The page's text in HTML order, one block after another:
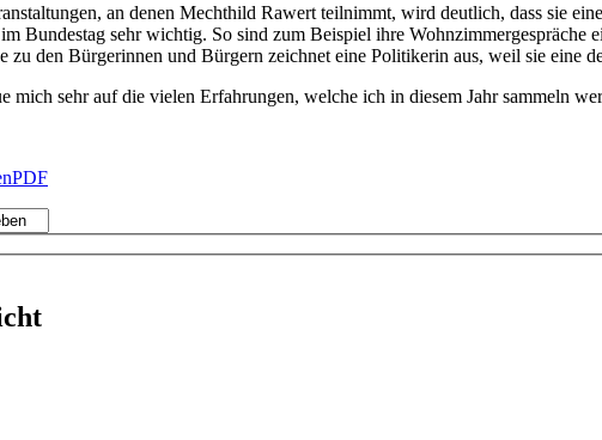
an denen Mechthild Rawert teilnimmt, wird deutlich, dass sie
Bundestag sehr wichtig. So sind zum Beispiel ihre
zu den Bürgerinnen und Bürgern zeichnet eine Politikerin aus, weil sie eine
mich sehr auf die vielen Erfahrungen, welche ich in diesem Jahr sammeln
PDF